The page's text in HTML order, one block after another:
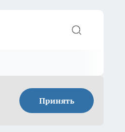
Принять